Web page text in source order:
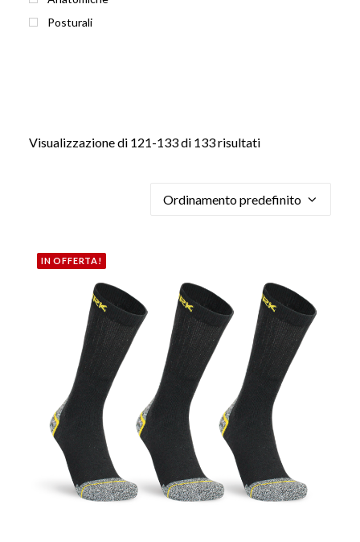
Posturali
Visualizzazione di 121-133 di 133 risultati
IN OFFERTA!